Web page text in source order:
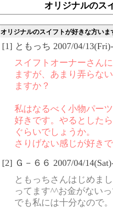
オリジナルのス
オリジナルのスイフトが好きな方いま
[1] ともっち 2007/04/
スイフトオーナーさん
ますが、あまり弄らな
ますか？
私はなるべく小物パー
好きです。やるとした
ぐらいでしょうか。
さりげない感じが好き
[2] Ｇ－６６ 2007/04/
ともっちさんはじめま
ってます^^お金がない
でも私には十分なので。